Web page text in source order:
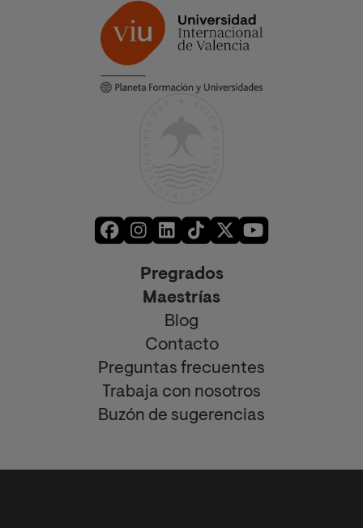
Pregrados
Maestrías
Blog
Contacto
Preguntas frecuentes
Trabaja con nosotros
Buzón de sugerencias